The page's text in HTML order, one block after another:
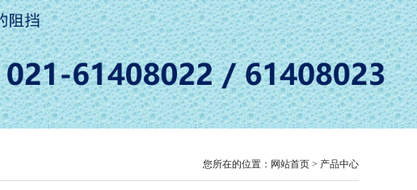
您所在的位置：网站首页 > 产品中心